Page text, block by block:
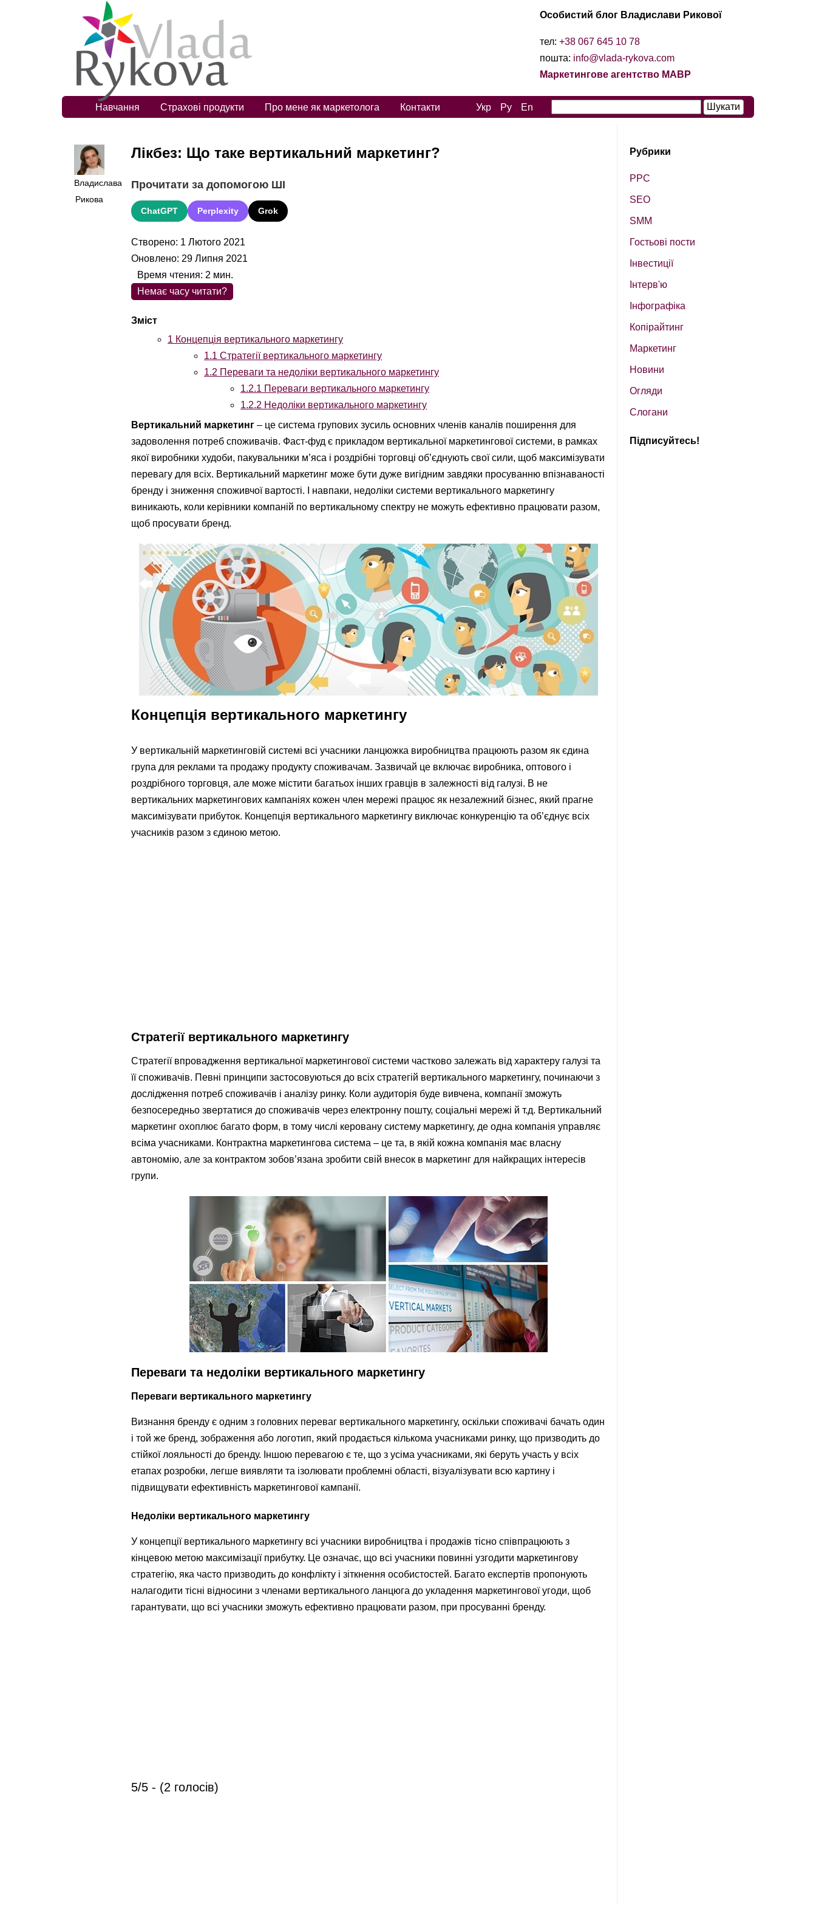
Особистий блог Владислави Рикової
тел: +38 067 645 10 78
пошта: info@vlada-rykova.com
Маркетингове агентство МАВР
Навчання Страхові продукти Про мене як маркетолога Контакти Укр Ру En
Владислава
Рикова
Лікбез: Що таке вертикальний маркетинг?
Прочитати за допомогою ШІ
ChatGPT Perplexity Grok
Створено: 1 Лютого 2021
Оновлено: 29 Липня 2021
Немає часу читати?
1 Концепція вертикального маркетингу
1.1 Стратегії вертикального маркетингу
1.2 Переваги та недоліки вертикального маркетингу
1.2.1 Переваги вертикального маркетингу
1.2.2 Недоліки вертикального маркетингу
Время чтения: 2 мин.
Вертикальний маркетинг – це система групових зусиль основних членів каналів поширення для
задоволення потреб споживачів. Фаст-фуд є прикладом вертикальної маркетингової системи, в рамках
якої виробники худоби, пакувальники м’яса і роздрібні торговці об’єднують свої сили, щоб максимізувати
перевагу для всіх. Вертикальний маркетинг може бути дуже вигідним завдяки просуванню впізнаваності
бренду і зниження споживчої вартості. І навпаки, недоліки системи вертикального маркетингу
виникають, коли керівники компаній по вертикальному спектру не можуть ефективно працювати разом,
щоб просувати бренд.
Концепція вертикального маркетингу
У вертикальній маркетинговій системі всі учасники ланцюжка виробництва працюють разом як єдина
група для реклами та продажу продукту споживачам. Зазвичай це включає виробника, оптового і
роздрібного торговця, але може містити багатьох інших гравців в залежності від галузі. В не
вертикальних маркетингових кампаніях кожен член мережі працює як незалежний бізнес, який прагне
максимізувати прибуток. Концепція вертикального маркетингу виключає конкуренцію та об’єднує всіх
учасників разом з єдиною метою.
Стратегії вертикального маркетингу
Стратегії впровадження вертикальної маркетингової системи частково залежать від характеру галузі та
її споживачів. Певні принципи застосовуються до всіх стратегій вертикального маркетингу, починаючи з
дослідження потреб споживачів і аналізу ринку. Коли аудиторія буде вивчена, компанії зможуть
безпосередньо звертатися до споживачів через електронну пошту, соціальні мережі й т.д. Вертикальний
маркетинг охоплює багато форм, в тому числі керовану систему маркетингу, де одна компанія управляє
всіма учасниками. Контрактна маркетингова система – це та, в якій кожна компанія має власну
автономію, але за контрактом зобов’язана зробити свій внесок в маркетинг для найкращих інтересів
групи.
Переваги та недоліки вертикального маркетингу
Переваги вертикального маркетингу
Визнання бренду є одним з головних переваг вертикального маркетингу, оскільки споживачі бачать один
і той же бренд, зображення або логотип, який продається кількома учасниками ринку, що призводить до
стійкої лояльності до бренду. Іншою перевагою є те, що з усіма учасниками, які беруть участь у всіх
етапах розробки, легше виявляти та ізолювати проблемні області, візуалізувати всю картину і
підвищувати ефективність маркетингової кампанії.
Недоліки вертикального маркетингу
У концепції вертикального маркетингу всі учасники виробництва і продажів тісно співпрацюють з
кінцевою метою максимізації прибутку. Це означає, що всі учасники повинні узгодити маркетингову
стратегію, яка часто призводить до конфлікту і зіткнення особистостей. Багато експертів пропонують
налагодити тісні відносини з членами вертикального ланцюга до укладення маркетингової угоди, щоб
гарантувати, що всі учасники зможуть ефективно працювати разом, при просуванні бренду.
5/5 - (2 голосів)
Рубрики
PPC
SEO
SМM
Гостьові пости
Інвестиції
Інтерв'ю
Інфографіка
Копірайтинг
Маркетинг
Новини
Огляди
Слогани
Підписуйтесь!